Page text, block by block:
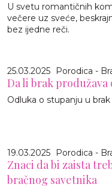
U svetu romantičnih
večere uz sveće,
bez ijedne reči.
25.03.2025 Porodica -
Da li brak
Odluka o stupanju u
19.03.2025 Porodica -
Znaci da bi zaista
bračnog savetnika